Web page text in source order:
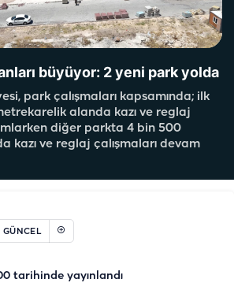
büyüyor: 2 yeni park yolda
park çalışmaları kapsamında; ilk
alanda kazı ve reglaj
diğer parkta 4 bin 500
kazı ve reglaj çalışmaları devam
GÜNCEL
tarihinde yayınlandı